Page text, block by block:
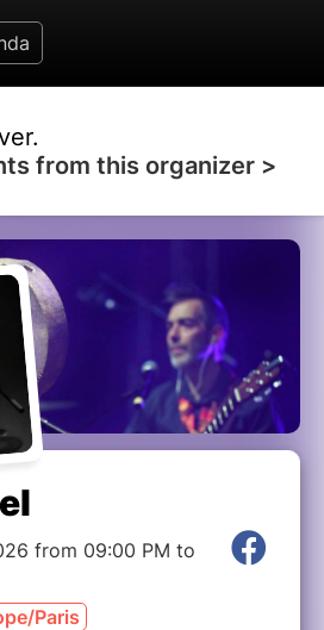
from this organizer >
from 09:00 PM to
Paris